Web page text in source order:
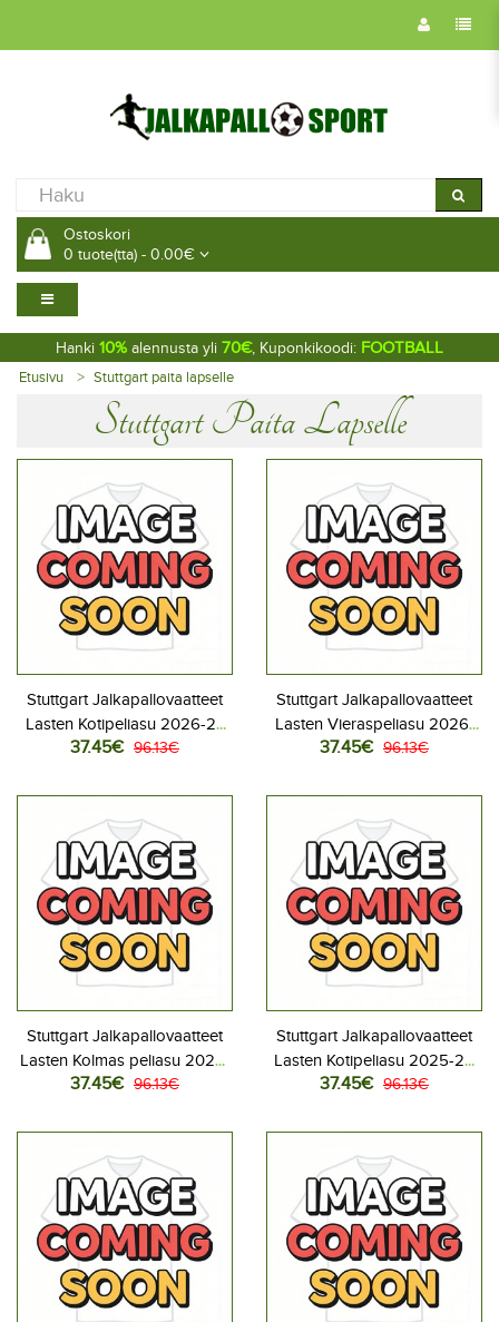
Ostoskori
0 tuote(tta) - 0.00€
Hanki 10% alennusta yli 70€, Kuponkikoodi: FOOTBALL
Etusivu Stuttgart paita lapselle
Stuttgart Paita Lapselle
Stuttgart Jalkapallovaatteet
Lasten Kotipeliasu 2026-27
Lyhythihainen (+ Lyhyet
37.45€ 96.13€
Stuttgart Jalkapallovaatteet
Lasten Vieraspeliasu 2026-
27 Lyhythihainen (+ Lyhyet
37.45€ 96.13€
Stuttgart Jalkapallovaatteet
Lasten Kolmas peliasu 2026-
27 Lyhythihainen (+ Lyhyet
37.45€ 96.13€
Stuttgart Jalkapallovaatteet
Lasten Kotipeliasu 2025-26
Lyhythihainen (+ Lyhyet
37.45€ 96.13€